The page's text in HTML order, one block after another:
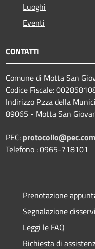
Luoghi
Eventi
CONTATTI
Comune di Motta San
Codice Fiscale:
Indirizzo P.zza della
89065 - Motta San
PEC:
Telefono : 0965-718101
Prenotazione
Segnalazione
Leggi le FAQ
Richiesta di